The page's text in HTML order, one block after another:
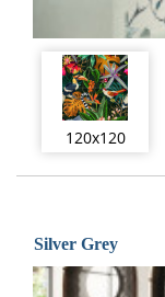
120x120
Silver Grey